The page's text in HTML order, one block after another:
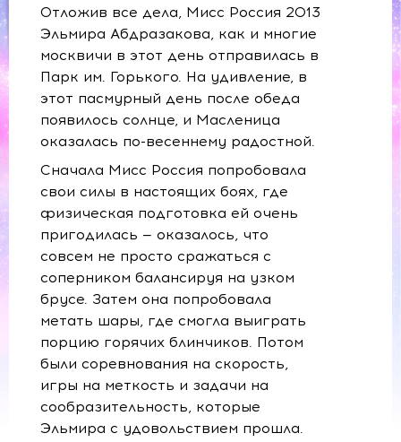
Отложив все дела, Мисс Россия 2013
Эльмира Абдразакова, как и многие
москвичи в этот день отправилась в
Парк им. Горького. На удивление, в
этот пасмурный день после обеда
появилось солнце, и Масленица
оказалась по-весеннему радостной.
Сначала Мисс Россия попробовала
свои силы в настоящих боях, где
физическая подготовка ей очень
пригодилась — оказалось, что
совсем не просто сражаться с
соперником балансируя на узком
брусе. Затем она попробовала
метать шары, где смогла выиграть
порцию горячих блинчиков. Потом
были соревнования на скорость,
игры на меткость и задачи на
сообразительность, которые
Эльмира с удовольствием прошла.